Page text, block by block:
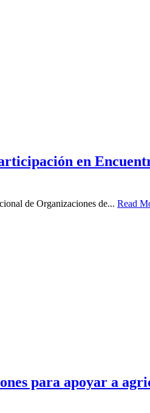
en
de Organizaciones de... Read
para apoyar a